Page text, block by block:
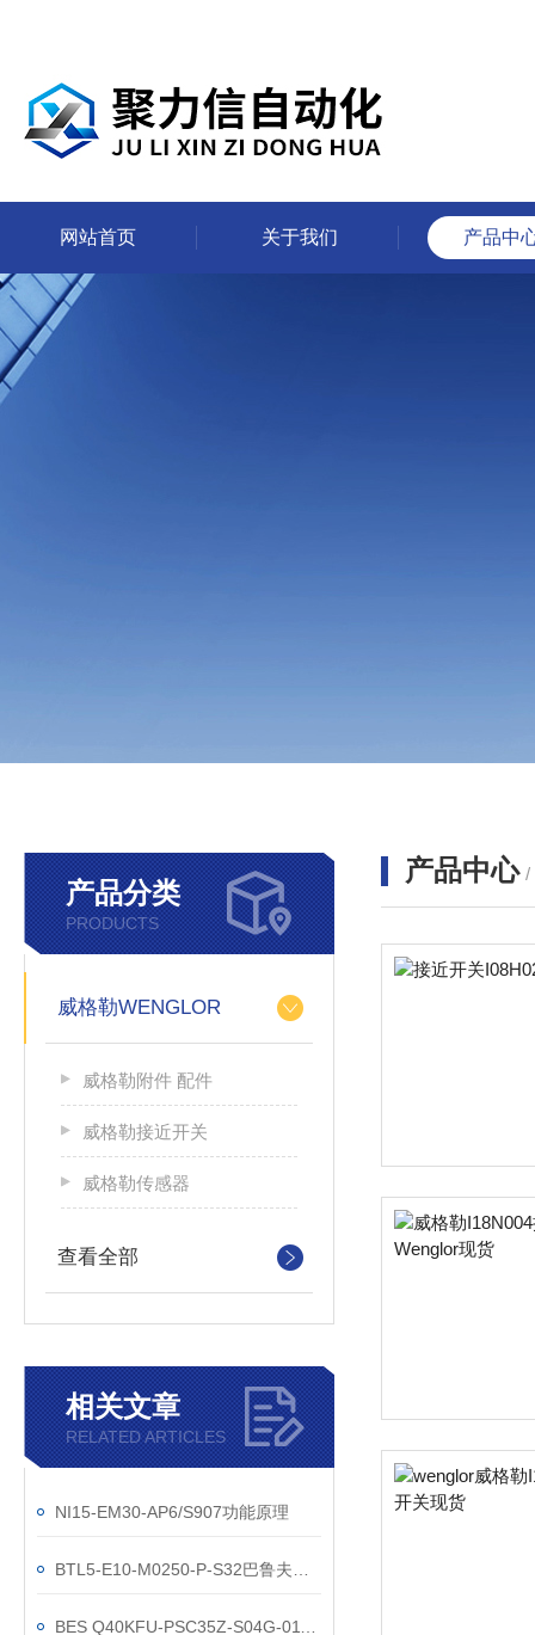
网站首页 关于我们 产品中
产品分类
PRODUCTS
威格勒WENGLOR
威格勒附件 配件
威格勒接近开关
威格勒传感器
查看全部
相关文章
RELATED ARTICLES
NI15-EM30-AP6/S907功能原理
产品中心 /